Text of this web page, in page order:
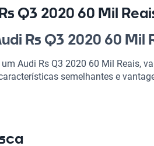
experiências incríveis com estilo!
Rs Q3 2020 60
com Tecnología moderna,
Q3,
Q3 2020 60 Mil
Rs Q3 2020 60 Mil
Audi Rs Q3 2020 60 Mil Reais,
semelhantes e